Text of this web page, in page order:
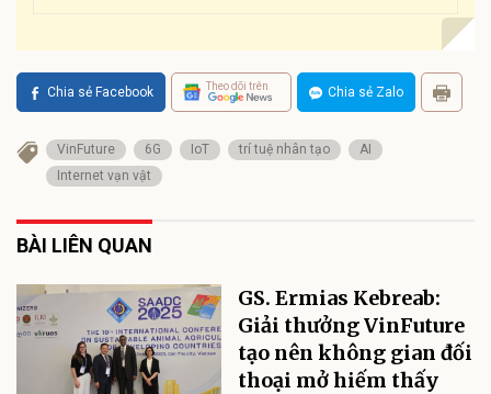
Chia sẻ Facebook Theo dõi trên Chia sẻ Zalo
VinFuture 6G IoT trí tuệ nhân tạo
AI
Internet vạn vật
BÀI LIÊN QUAN
GS. Ermias Kebreab:
Giải thưởng VinFuture
tạo nên không gian đối
thoại mở hiếm thấy